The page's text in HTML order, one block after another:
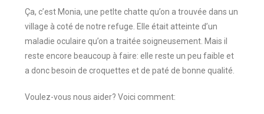
Ça, c’est Monia, une petIte chatte qu’on a trouvée dans un
village à coté de notre refuge. Elle était atteinte d’un
maladie oculaire qu’on a traitée soigneusement. Mais il
reste encore beaucoup à faire: elle reste un peu faible et
a donc besoin de croquettes et de paté de bonne qualité.
Voulez-vous nous aider? Voici comment: